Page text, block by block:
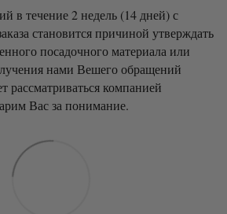
в течение 2 недель (14 дней) с
становится причиной утверждать
посадочного материала или
нами Вешего обращений
рассматриваться компанией
Вас за понимание.